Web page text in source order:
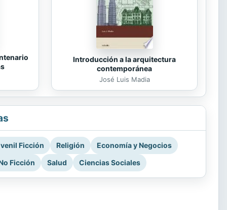
Introducción a la arquitectura
contemporánea
José Luis Madia
Ficción Religión
Economía y Negocios
Ficción
Salud Ciencias Sociales